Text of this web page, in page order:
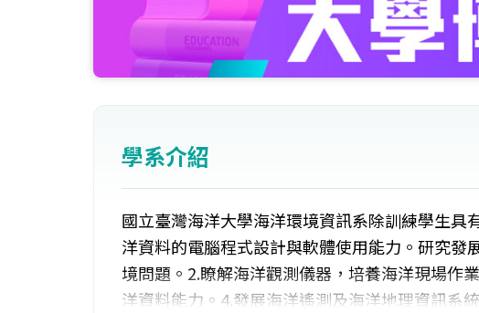
學系介紹
國立臺灣海洋大學海洋環境資訊系除訓練學生
洋資料的電腦程式設計與軟體使用能力。研究
境問題。2.瞭解海洋觀測儀器，培養海洋現場作
洋資料能力。4.發展海洋遙測及海洋地理資訊系